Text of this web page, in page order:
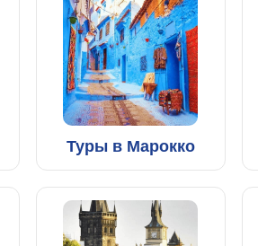
Туры в Марокко